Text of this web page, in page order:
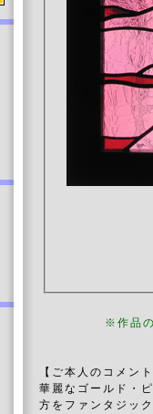
※作品
【ご本人のコメン
華麗なゴールド・
方をファンタジッ